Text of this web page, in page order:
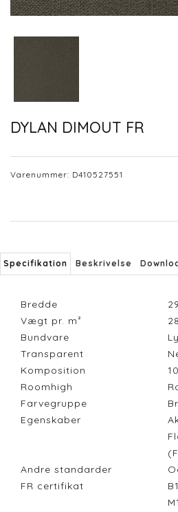
DYLAN DIMOUT FR
Varenummer: D410527551
Specifikation Beskrivelse
Bredde
Vægt pr. m²
Bundvare
Transparent
Komposition
Roomhigh
Farvegruppe
Egenskaber
Andre standarder
FR certifikat
M1